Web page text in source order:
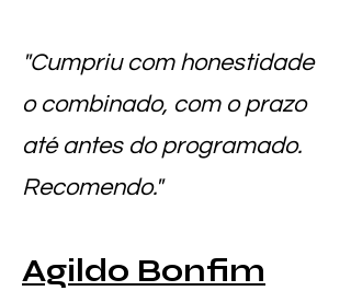
"Cumpriu com honestidade
o combinado, com o prazo
até antes do programado.
Recomendo."
Agildo Bonfim